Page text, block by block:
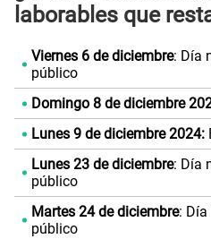
laborables que
Viernes 6 de diciembre: Día
público
Domingo 8 de diciembre
Lunes 9 de diciembre 2024:
Lunes 23 de diciembre: Día
público
Martes 24 de diciembre: Día
público